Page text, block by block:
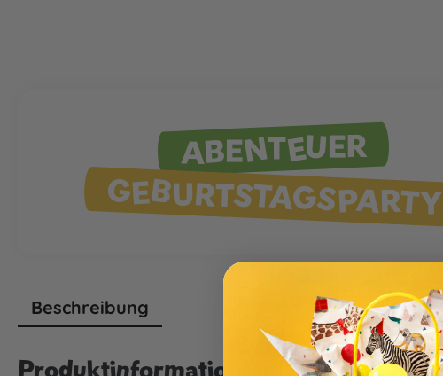
ABENTEUER
GEBURTSTAGSPARTY
Beschreibung
Produktinformationen "Pompon